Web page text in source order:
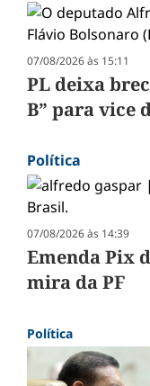
07/08/2026 às 15:11
PL deixa
B” para vice
Política
07/08/2026 às 14:39
Emenda Pix
mira da PF
Política